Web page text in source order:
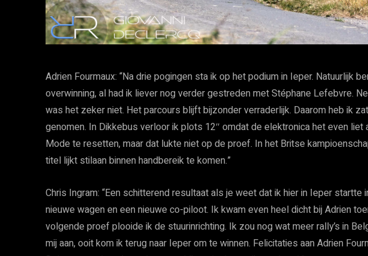
Adrien Fourmaux: “Na drie pogingen sta ik op het podium in Ieper. Natuurlijk
overwinning, al had ik liever nog verder gestreden met Stéphane Lefebvre.
was het zeker niet. Het parcours blijft bijzonder verraderlijk. Daarom heb ik
genomen. In Dikkebus verloor ik plots 12″ omdat de elektronica het even
Mode te resetten, maar dat lukte niet op de proef. In het Britse
titel lijkt stilaan binnen handbereik te komen.”
Chris Ingram: “Een schitterend resultaat als je weet dat ik hier in Ieper startte
nieuwe wagen en een nieuwe co-piloot. Ik kwam even heel dicht bij Adrien
volgende proef plooide ik de stuurinrichting. Ik zou nog wat meer rally’s in
mij aan, ooit kom ik terug naar Ieper om te winnen. Felicitaties aan Adrien